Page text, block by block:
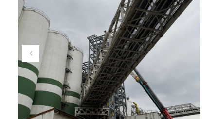
Haberler
İnsan Kaynakları
İletişim